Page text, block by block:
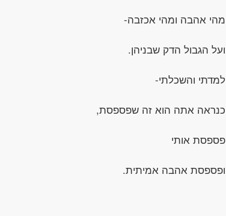
מהי אהבה ומהי אכזבה-
ועל הגבול הדק שבניהן.
למדתי והשכלתי-
כנראה אתה הוא זה שפספסת,
פספסת אותי
ופספסת אהבה אמיתית.